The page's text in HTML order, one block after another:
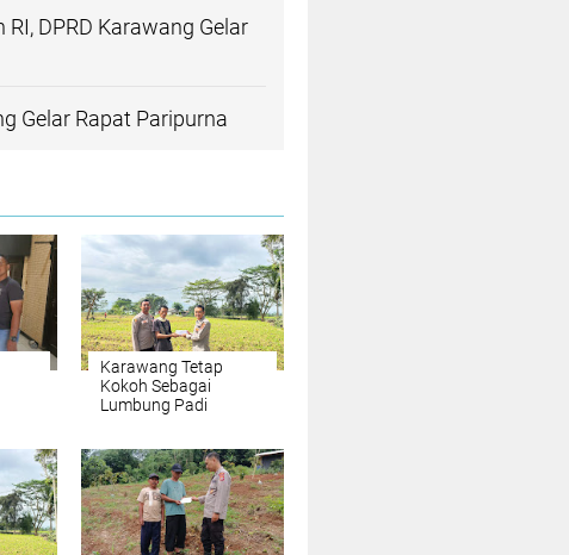
DPRD Karawang Gelar
Gelar Rapat Paripurna
Karawang Tetap
Kokoh Sebagai
Lumbung Padi